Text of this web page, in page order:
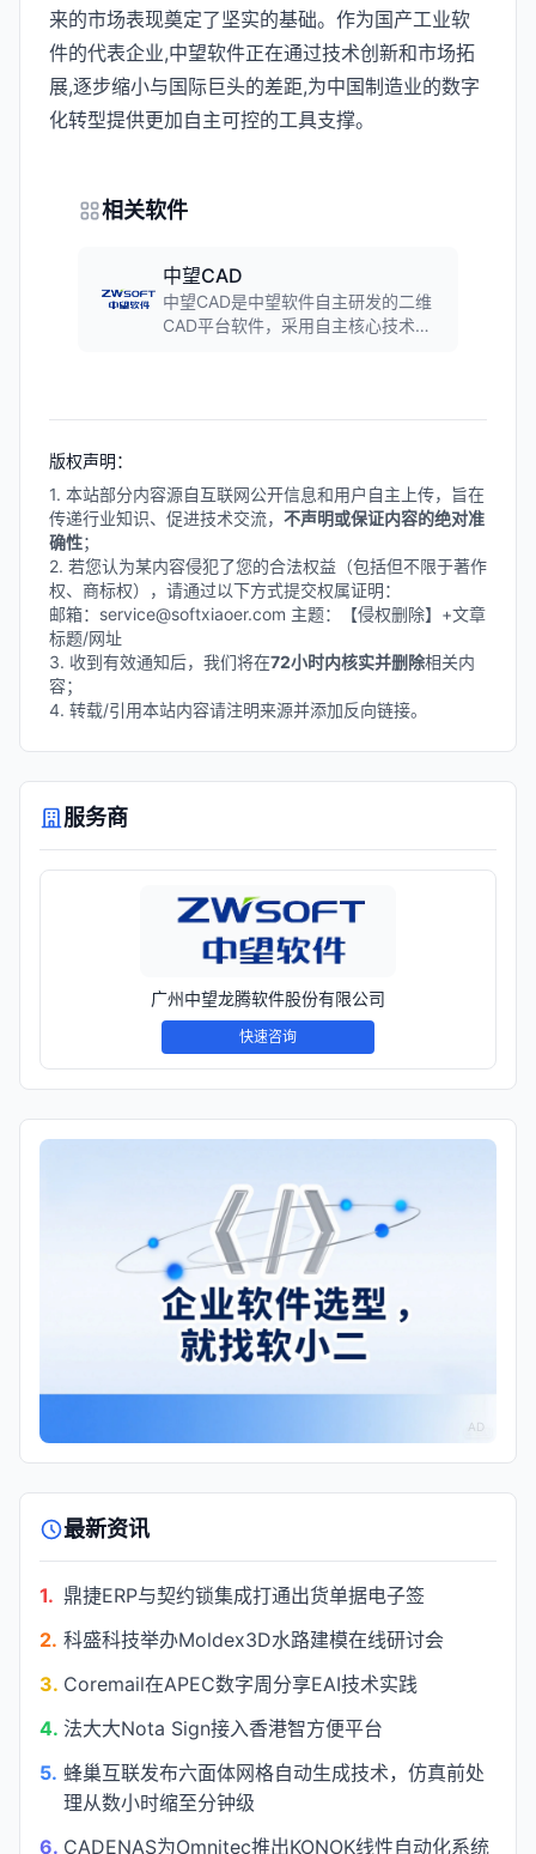
来的市场表现奠定了坚实的基础。作为国产工业软
件的代表企业,中望软件正在通过技术创新和市场拓
展,逐步缩小与国际巨头的差距,为中国制造业的数字
化转型提供更加自主可控的工具支撑。
相关软件
中望CAD
中望CAD是中望软件自主研发的二维
CAD平台软件，采用自主核心技术，
机械、建筑、电子等工程设计领域，
版权声明：
1. 本站部分内容源自互联网公开信息和用户自主上传，旨在
传递行业知识、促进技术交流， 不声明或保证内容的绝对准
确性；
2. 若您认为某内容侵犯了您的合法权益（包括但不限于著作
权、商标权），请通过以下方式提交权属证明：
邮箱：service@softxiaoer.com 主题：【侵权删除】+文章
标题/网址
3. 收到有效通知后，我们将在72小时内核实并删除相关内
容；
4. 转载/引用本站内容请注明来源并添加反向链接。
服务商
广州中望龙腾软件股份有限公司
快速咨询
AD
最新资讯
1. 鼎捷ERP与契约锁集成打通出货单据电子签
2. 科盛科技举办Moldex3D水路建模在线研讨会
3. Coremail在APEC数字周分享EAI技术实践
4. 法大大Nota Sign接入香港智方便平台
5. 蜂巢互联发布六面体网格自动生成技术，仿真前处
理从数小时缩至分钟级
6. CADENAS为Omnitec推出KONOK线性自动化系统